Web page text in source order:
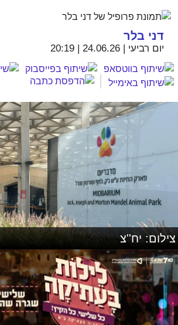
דני בלר
יום רביעי | 24.06.26 | 20:19
צילום: יח''צ